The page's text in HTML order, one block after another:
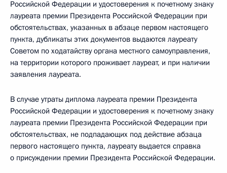
Российской Федерации и удостоверения к почетному знаку
лауреата премии Президента Российской Федерации при
обстоятельствах, указанных в абзаце первом настоящего
пункта, дубликаты этих документов выдаются лауреату
Советом по ходатайству органа местного самоуправления,
на территории которого проживает лауреат, и при наличии
заявления лауреата.
В случае утраты диплома лауреата премии Президента
Российской Федерации и удостоверения к почетному знаку
лауреата премии Президента Российской Федерации при
обстоятельствах, не подпадающих под действие абзаца
первого настоящего пункта, лауреату выдается справка
о присуждении премии Президента Российской Федерации.